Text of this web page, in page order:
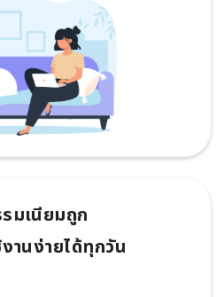
มเนียมถูก
านง่ายได้ทุกวัน